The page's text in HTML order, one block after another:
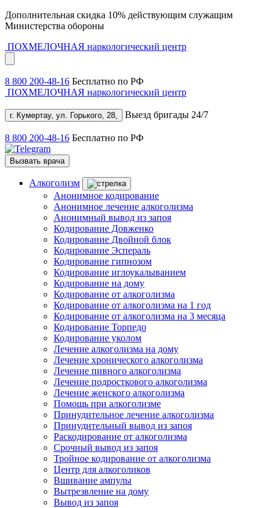
Дополнительная скидка 10% действующим служащим
Министерства обороны
ПОХМЕЛОЧНАЯ наркологический центр
8 800 200-48-16 Бесплатно по РФ
ПОХМЕЛОЧНАЯ наркологический центр
г. Кумертау, ул. Горького, 28, Выезд бригады 24/7
8 800 200-48-16 Бесплатно по РФ
Вызвать врача
Алкоголизм
Анонимное кодирование
Анонимное лечение алкоголизма
Анонимный вывод из запоя
Кодирование Довженко
Кодирование Двойной блок
Кодирование Эспераль
Кодирование гипнозом
Кодирование иглоукалыванием
Кодирование на дому
Кодирование от алкоголизма
Кодирование от алкоголизма на 1 год
Кодирование от алкоголизма на 3 месяца
Кодирование Торпедо
Кодирование уколом
Лечение алкоголизма на дому
Лечение хронического алкоголизма
Лечение пивного алкоголизма
Лечение подросткового алкоголизма
Лечение женского алкоголизма
Помощь при алкоголизме
Принудительное лечение алкоголизма
Принудительный вывод из запоя
Раскодирование от алкоголизма
Срочный вывод из запоя
Тройное кодирование от алкоголизма
Центр для алкоголиков
Вшивание ампулы
Вытрезвление на дому
Вывод из запоя